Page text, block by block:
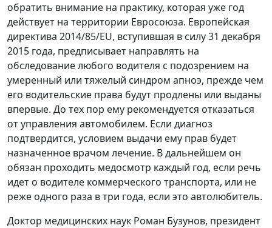
обратить внимание на практику, которая уже год
действует на территории Евросоюза. Европейская
директива 2014/85/EU, вступившая в силу 31 декабря
2015 года, предписывает направлять на
обследование любого водителя с подозрением на
умеренный или тяжелый синдром апноэ, прежде чем
его водительские права будут продлены или выданы
впервые. До тех пор ему рекомендуется отказаться
от управления автомобилем. Если диагноз
подтвердится, условием выдачи ему прав будет
назначенное врачом лечение. В дальнейшем он
обязан проходить медосмотр каждый год, если речь
идет о водителе коммерческого транспорта, или не
реже одного раза в три года, если это автолюбитель.
Доктор медицинских наук Роман Бузунов, президент